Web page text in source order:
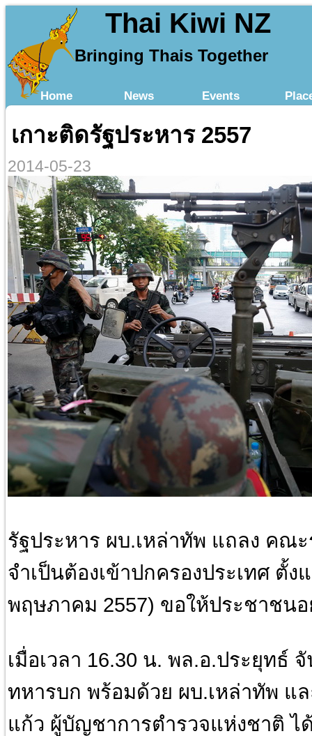
Thai Kiwi NZ
Bringing Thais Together
Home News Events
เกาะติดรัฐประหาร 2557
2014-05-23
รัฐประหาร ผบ.เหล่าทัพ แถลง คณ
จำเป็นต้องเข้าปกครองประเทศ ตั้
พฤษภาคม 2557) ขอให้ประชาชน
เมื่อเวลา 16.30 น. พล.อ.ประยุทธ์
ทหารบก พร้อมด้วย ผบ.เหล่าทัพ แ
แก้ว ผู้บัญชาการตำรวจแห่งชาติ